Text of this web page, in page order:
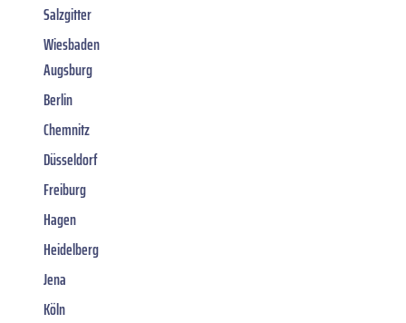
Salzgitter
Wiesbaden
Augsburg
Berlin
Chemnitz
Düsseldorf
Freiburg
Hagen
Heidelberg
Jena
Köln